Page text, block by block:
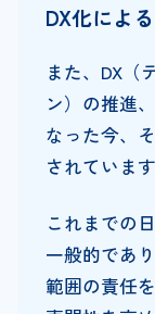
DX化によ
また、DX（
ン）の推進
なった今、
されています
これまでの
一般的であ
範囲の責任